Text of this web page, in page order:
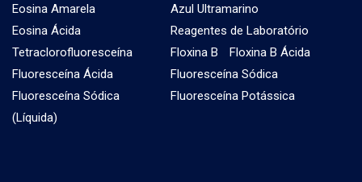
Eosina Amarela
Eosina Ácida
Tetraclorofluoresceína
Fluoresceína Ácida
Fluoresceína Sódica
(Líquida)
Azul Ultramarino
Reagentes de Laboratório
Floxina B
Floxina B Ácida
Fluoresceína Sódica
Fluoresceína Potássica